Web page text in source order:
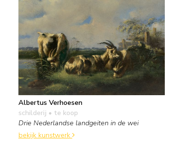
Albertus Verhoesen
schilderij • te koop
Drie Nederlandse landgeiten in de wei
bekijk kunstwerk